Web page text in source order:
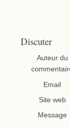
Discuter
Auteur du
Email
Site web
Message